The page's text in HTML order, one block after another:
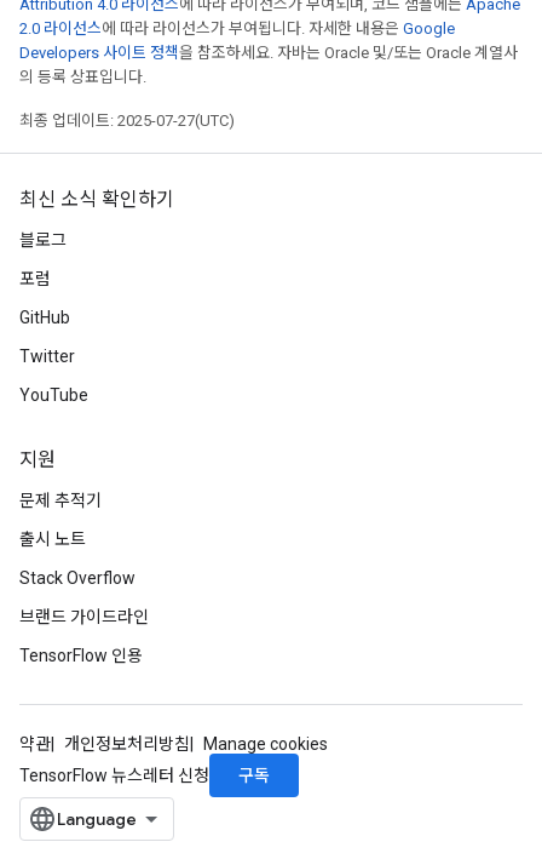
Attribution 4.0 라이선스에 따라 라이선스가 부여되며, 코드 샘플에는 Apache
2.0 라이선스에 따라 라이선스가 부여됩니다. 자세한 내용은 Google
Developers 사이트 정책을 참조하세요. 자바는 Oracle 및/또는 Oracle 계열사
의 등록 상표입니다.
최종 업데이트: 2025-07-27(UTC)
최신 소식 확인하기
블로그
포럼
GitHub
Twitter
YouTube
지원
문제 추적기
출시 노트
Stack Overflow
브랜드 가이드라인
TensorFlow 인용
약관 개인정보처리방침
Manage cookies
TensorFlow 뉴스레터 신청
구독